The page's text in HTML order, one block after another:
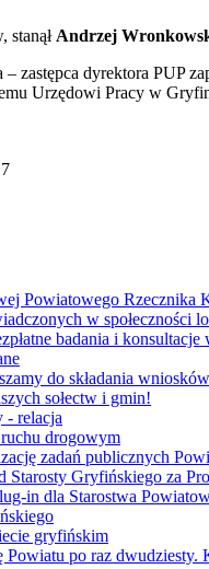
stanął Andrzej
– zastępca dyrektora PUP
Urzędowi Pracy w
Powiatowego Rzecznika
w społeczności
badania i
do składania wniosków
sołectw i gmin!
- relacja
drogowym
zadań publicznych
Starosty Gryfińskiego za
in dla Starostwa
gryfińskim
po raz dwudziesty.